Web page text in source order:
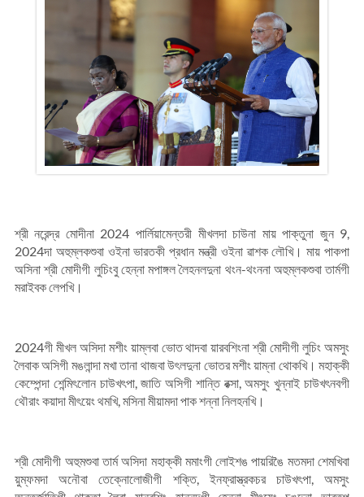
শ্রী নরেন্দ্র মোদীনা 2024 পার্লিয়ামেন্তরী মীখলদা চাউনা মায় পাক্তুনা জুন 9,
2024দা অহুম্লকশুবা ওইনা ভারতকী প্রধান মন্ত্রী ওইনা ৱাশক লৌখি। মায় পাকপা
অসিনা শ্রী মোদীগী লুচিংবু হেন্না মপাঙ্গল লৈহনলদুনা থংন-থংননা অহুম্লকশুবা তার্মগী
মরাইবক লেপখি।
2024গী মীখল অসিদা মশীং য়াম্লবা ভোত থাদবা য়ারবশিংনা শ্রী মোদীগী লুচিং অমসুং
লৈবাক অসিগী মঙলান্দা মখা তানা থাজবা উৎলদুনা ভোতর মশীং য়াম্না থোকখি। মহাক্কী
কেম্পেন্দা শেন্মিৎলোন চাউখৎপা, জাতি অসিগী শান্তি রক্সা, অমসুং খুন্নাই চাউখৎনবগী
থৌরাং কয়াদা মীৎয়েং থমখি, মসিনা মীয়ামদা পাক শন্না নিলহনখি।
শ্রী মোদীগী অহুমশুবা তার্ম অসিদা মহাক্কী মমাংগী লোইশঙ পায়রিঙৈ মতমদা শেমখিবা
য়ুম্ফমদা অনৌবা তেক্নোলোজীগী শক্তি, ইনফ্রাস্ত্রকচর চাউখৎপা, অমসুং